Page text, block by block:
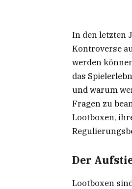
In den letzten
Kontroverse
werden
das
und warum
Fragen zu
Lootboxen,
Der
Lootboxen